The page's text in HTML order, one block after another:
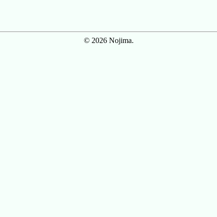
© 2026 Nojima.